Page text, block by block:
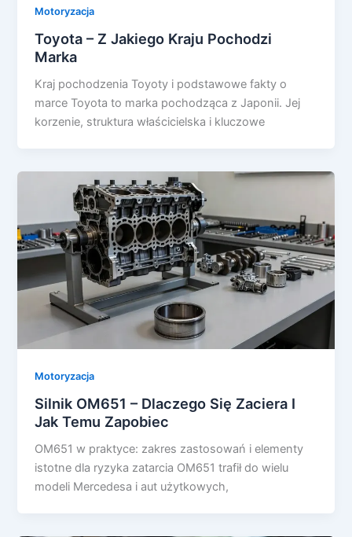
Motoryzacja
Toyota – Z Jakiego Kraju Pochodzi
Marka
Kraj pochodzenia Toyoty i podstawowe fakty o
marce Toyota to marka pochodząca z Japonii. Jej
korzenie, struktura właścicielska i kluczowe
Motoryzacja
Silnik OM651 – Dlaczego Się Zaciera I
Jak Temu Zapobiec
OM651 w praktyce: zakres zastosowań i elementy
istotne dla ryzyka zatarcia OM651 trafił do wielu
modeli Mercedesa i aut użytkowych,